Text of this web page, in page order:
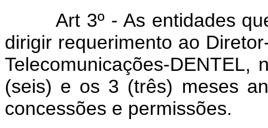
Art 3º - As entidades
dirigir requerimento ao
Telecomunicações-
(seis) e os 3 (três) meses
concessões e permissões.